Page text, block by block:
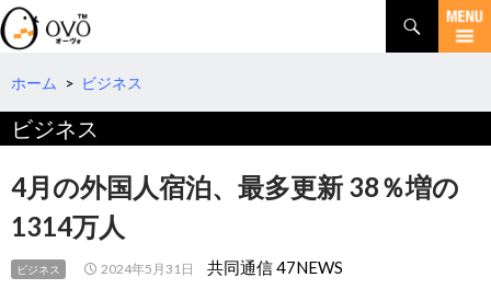
検
索
コ
テ
へ
動
ホーム > ビジネス
ビジネス
4月の外国人宿泊、最多更新 38％増の
1314万人
ビジネス 2024年5月31日 共同通信 47NEWS